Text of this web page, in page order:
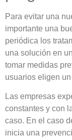
Para evitar una
importante una
periódica los
una solución en
tomar medidas
usuarios eligen
Las empresas
constantes y con
caso. En el caso
inicia una